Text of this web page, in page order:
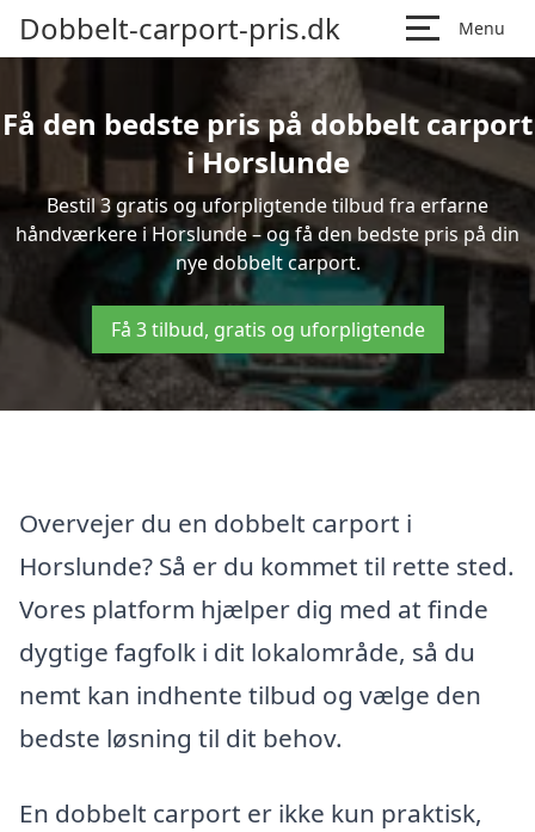
Dobbelt-carport-pris.dk Menu
Få den bedste pris på dobbelt carport
i Horslunde
Bestil 3 gratis og uforpligtende tilbud fra erfarne
håndværkere i Horslunde – og få den bedste pris på din
nye dobbelt carport.
Få 3 tilbud, gratis og uforpligtende
Overvejer du en dobbelt carport i
Horslunde? Så er du kommet til rette sted.
Vores platform hjælper dig med at finde
dygtige fagfolk i dit lokalområde, så du
nemt kan indhente tilbud og vælge den
bedste løsning til dit behov.
En dobbelt carport er ikke kun praktisk,